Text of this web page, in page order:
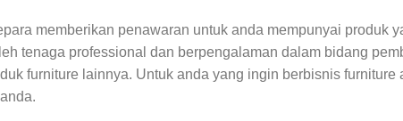
memberikan penawaran untuk anda mempunyai produk
tenaga professional dan berpengalaman dalam bidang
furniture lainnya. Untuk anda yang ingin berbisnis